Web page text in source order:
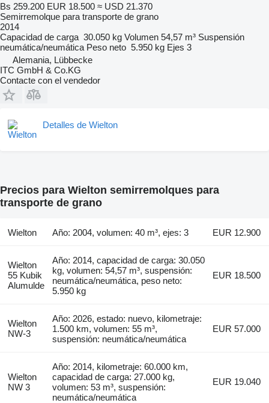
Bs 259.200 EUR 18.500 ≈ USD 21.370
Semirremolque para transporte de grano
2014
Capacidad de carga 30.050 kg Volumen 54,57 m³ Suspensión
neumática/neumática Peso neto 5.950 kg Ejes 3
Alemania, Lübbecke
ITC GmbH & Co.KG
Contacte con el vendedor
Detalles de Wielton
Precios para Wielton semirremolques para
transporte de grano
Wielton Año: 2004, volumen: 40 m³, ejes: 3 EUR 12.900
Wielton
55 Kubik
Alumulde
Año: 2014, capacidad de carga: 30.050
kg, volumen: 54,57 m³, suspensión:
neumática/neumática, peso neto:
5.950 kg
EUR 18.500
Wielton
NW-3
Año: 2026, estado: nuevo, kilometraje:
1.500 km, volumen: 55 m³,
suspensión: neumática/neumática
EUR 57.000
Wielton
NW 3
Año: 2014, kilometraje: 60.000 km,
capacidad de carga: 27.000 kg,
volumen: 53 m³, suspensión:
neumática/neumática
EUR 19.040